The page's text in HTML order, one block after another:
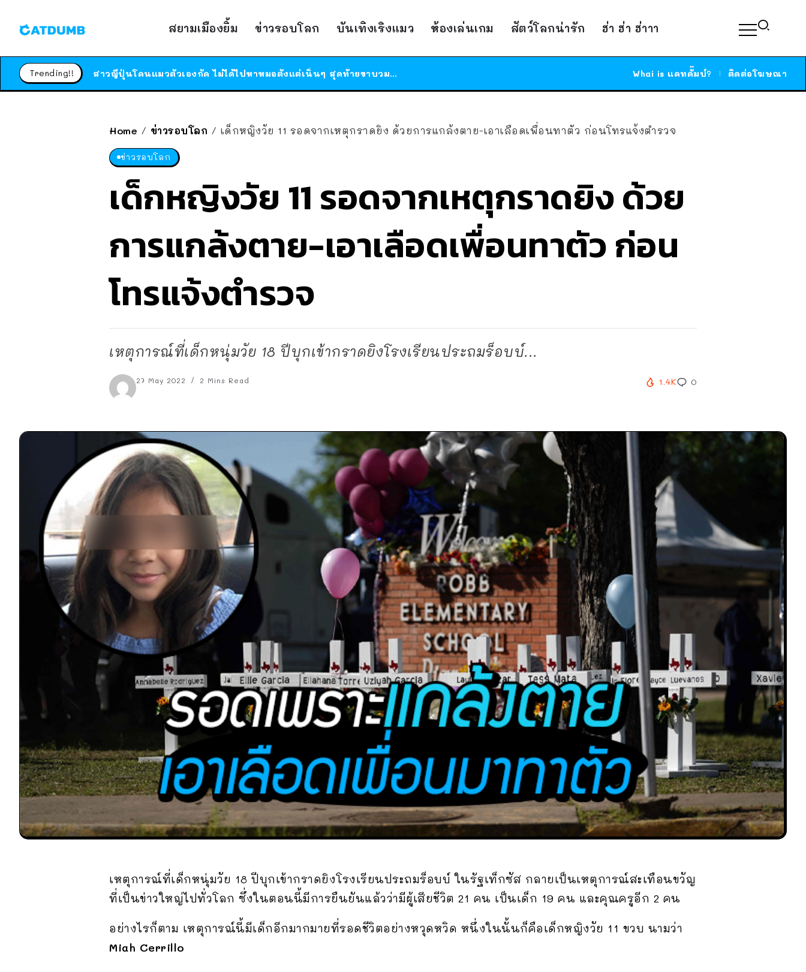
สยามเมืองยิ้ม ข่าวรอบโลก บันเทิงเริงแมว ห้องเล่นเกม สัตว์โลกน่ารัก ฮ่า ฮ่า ฮ่าาา
Trending!!
ร้านอาหารในนิวยอร์กประกาศปิดตัวลง หลังอยู่มานานกว่า 45 ปี ติดป้ายขอบคุณลูกค้าทุกคน แถมสูตรทำไวท์ซอสให้แบบจัดเต็ม
ได้เวลาเด็กหนวดรวมตัว RF Online Next เปิดให้เล่นแล้ว เกม Sci-Fi MMORPG ระดับตำนาน เล่นได้ทั้งมือถือและ PC
สาวญี่ปุ่นโดนแมวตัวเองกัด ไม่ได้ไปหาหมอตั้งแต่เนิ่นๆ สุดท้ายขาบวม กลายเป็นโรคเนื้อเน่า เตือนทาสแมวทั้งหลายให้ระวัง
Whai is แคทดั๊มบ์? ติดต่อโฆษณา
Home / ข่าวรอบโลก / เด็กหญิงวัย 11 รอดจากเหตุกราดยิง ด้วยการแกล้งตาย-เอาเลือดเพื่อนทาตัว ก่อนโทรแจ้งตำรวจ
ข่าวรอบโลก
เด็กหญิงวัย 11 รอดจากเหตุกราดยิง ด้วย
การแกล้งตาย-เอาเลือดเพื่อนทาตัว ก่อน
โทรแจ้งตำรวจ
เหตุการณ์ที่เด็กหนุ่มวัย 18 ปีบุกเข้ากราดยิงโรงเรียนประถมร็อบบ์...
27 May 2022 2 Mins Read 1.4K 0
เหตุการณ์ที่เด็กหนุ่มวัย 18 ปีบุกเข้ากราดยิงโรงเรียนประถมร็อบบ์ ในรัฐเท็กซัส กลายเป็นเหตุการณ์สะเทือนขวัญ
ที่เป็นข่าวใหญ่ไปทั่วโลก ซึ่งในตอนนี้มีการยืนยันแล้วว่ามีผู้เสียชีวิต 21 คน เป็นเด็ก 19 คน และคุณครูอีก 2 คน
อย่างไรก็ตาม เหตุการณ์นี้มีเด็กอีกมากมายที่รอดชีวิตอย่างหวุดหวิด หนึ่งในนั้นก็คือเด็กหญิงวัย 11 ขวบ นามว่า
Miah Cerrillo